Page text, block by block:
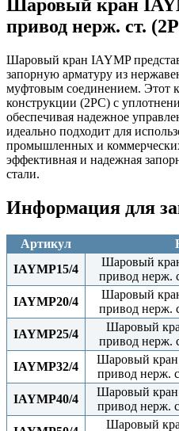
Шаровый кран
привод нерж. ст.
Шаровый кран IAYMP
запорную арматуру из
муфтовым соединением. Этот
конструкции (2PC) с
обеспечивая надежное
идеально подходит для
промышленных и коммерческих
эффективная и надежная
стали.
Информация для
Артикул
IAYMP15/4
Шаровый
привод нерж.
IAYMP20/4
Шаровый
привод нерж.
IAYMP25/4
Шаровый
привод нерж.
IAYMP32/4
Шаровый
привод нерж.
IAYMP40/4
Шаровый
привод нерж.
Шаровый